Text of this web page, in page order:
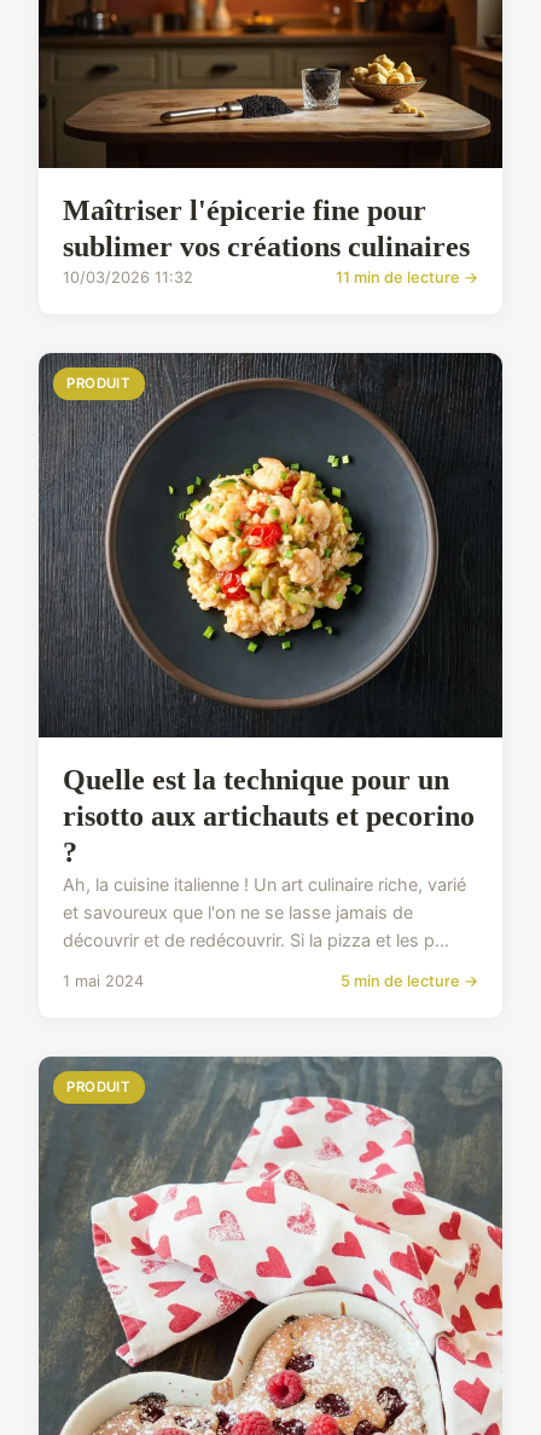
Maîtriser l'épicerie fine pour
sublimer vos créations culinaires
10/03/2026 11:32 11 min de lecture →
PRODUIT
Quelle est la technique pour un
risotto aux artichauts et pecorino
?
Ah, la cuisine italienne ! Un art culinaire riche, varié
et savoureux que l'on ne se lasse jamais de
découvrir et de redécouvrir. Si la pizza et les p...
1 mai 2024 5 min de lecture →
PRODUIT